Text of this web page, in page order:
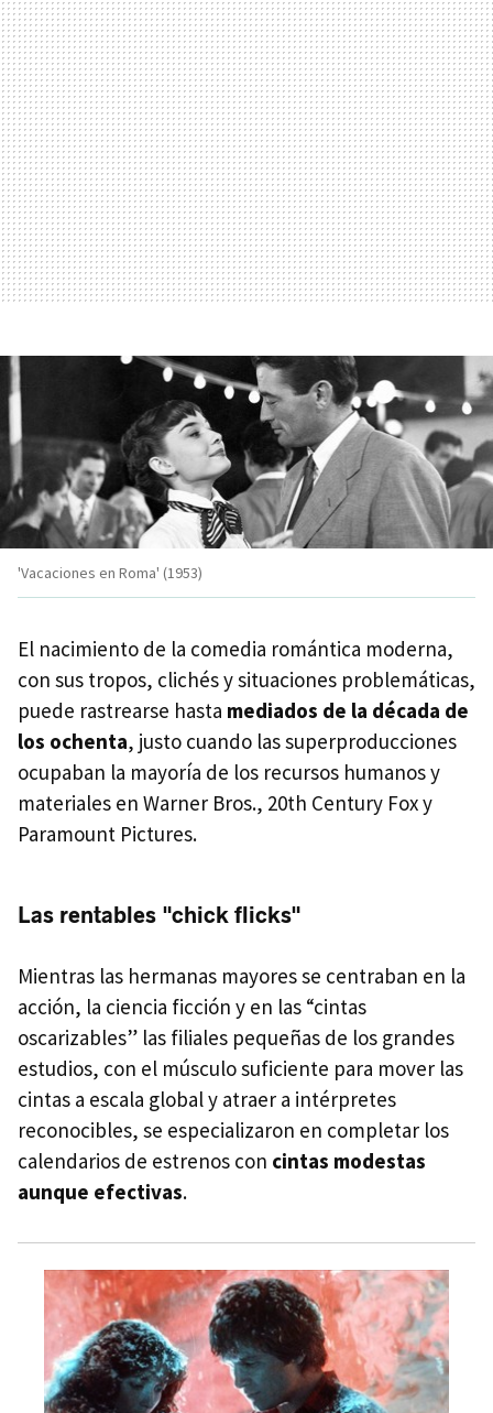
'Vacaciones en Roma' (1953)
El nacimiento de la comedia romántica moderna,
con sus tropos, clichés y situaciones problemáticas,
puede rastrearse hasta mediados de la década de
los ochenta, justo cuando las superproducciones
ocupaban la mayoría de los recursos humanos y
materiales en Warner Bros., 20th Century Fox y
Paramount Pictures.
Las rentables "chick flicks"
Mientras las hermanas mayores se centraban en la
acción, la ciencia ficción y en las “cintas
oscarizables” las filiales pequeñas de los grandes
estudios, con el músculo suficiente para mover las
cintas a escala global y atraer a intérpretes
reconocibles, se especializaron en completar los
calendarios de estrenos con cintas modestas
aunque efectivas.